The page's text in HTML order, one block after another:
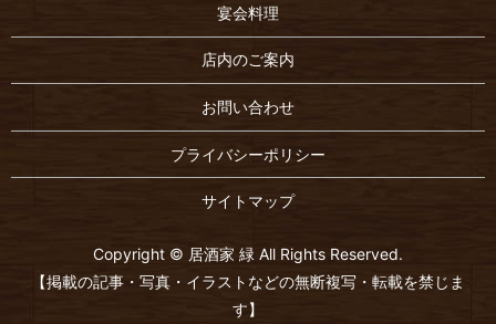
宴会料理
店内のご案内
お問い合わせ
プライバシーポリシー
サイトマップ
Copyright © 居酒家 緑 All Rights Reserved.
【掲載の記事・写真・イラストなどの無断複写・転載を禁じま
す】